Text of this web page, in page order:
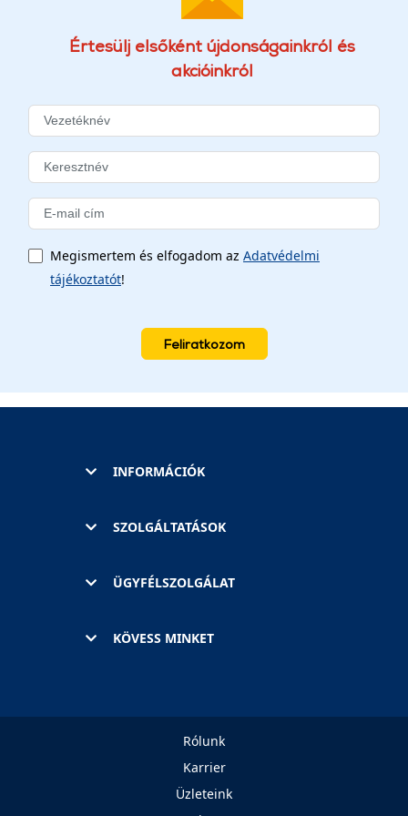
Értesülj elsőként újdonságainkról és
akcióinkról
Megismertem és elfogadom az Adatvédelmi
tájékoztatót!
Feliratkozom
INFORMÁCIÓK
SZOLGÁLTATÁSOK
ÜGYFÉLSZOLGÁLAT
KÖVESS MINKET
Rólunk
Karrier
Üzleteink